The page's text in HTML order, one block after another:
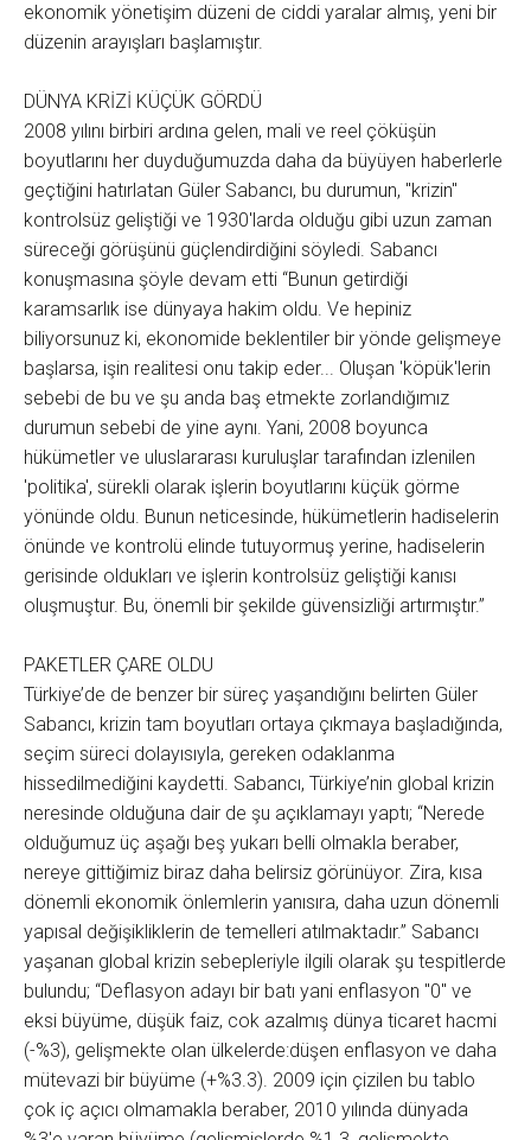
ekonomik yönetişim düzeni de ciddi yaralar almış, yeni bir
düzenin arayışları başlamıştır.
DÜNYA KRİZİ KÜÇÜK GÖRDÜ
2008 yılını birbiri ardına gelen, mali ve reel çöküşün
boyutlarını her duyduğumuzda daha da büyüyen haberlerle
geçtiğini hatırlatan Güler Sabancı, bu durumun, "krizin"
kontrolsüz geliştiği ve 1930'larda olduğu gibi uzun zaman
süreceği görüşünü güçlendirdiğini söyledi. Sabancı
konuşmasına şöyle devam etti “Bunun getirdiği
karamsarlık ise dünyaya hakim oldu. Ve hepiniz
biliyorsunuz ki, ekonomide beklentiler bir yönde gelişmeye
başlarsa, işin realitesi onu takip eder... Oluşan 'köpük'lerin
sebebi de bu ve şu anda baş etmekte zorlandığımız
durumun sebebi de yine aynı. Yani, 2008 boyunca
hükümetler ve uluslararası kuruluşlar tarafından izlenilen
'politika', sürekli olarak işlerin boyutlarını küçük görme
yönünde oldu. Bunun neticesinde, hükümetlerin hadiselerin
önünde ve kontrolü elinde tutuyormuş yerine, hadiselerin
gerisinde oldukları ve işlerin kontrolsüz geliştiği kanısı
oluşmuştur. Bu, önemli bir şekilde güvensizliği artırmıştır.”
PAKETLER ÇARE OLDU
Türkiye’de de benzer bir süreç yaşandığını belirten Güler
Sabancı, krizin tam boyutları ortaya çıkmaya başladığında,
seçim süreci dolayısıyla, gereken odaklanma
hissedilmediğini kaydetti. Sabancı, Türkiye’nin global krizin
neresinde olduğuna dair de şu açıklamayı yaptı; “Nerede
olduğumuz üç aşağı beş yukarı belli olmakla beraber,
nereye gittiğimiz biraz daha belirsiz görünüyor. Zira, kısa
dönemli ekonomik önlemlerin yanısıra, daha uzun dönemli
yapısal değişikliklerin de temelleri atılmaktadır.” Sabancı
yaşanan global krizin sebepleriyle ilgili olarak şu tespitlerde
bulundu; “Deflasyon adayı bir batı yani enflasyon "0" ve
eksi büyüme, düşük faiz, cok azalmış dünya ticaret hacmi
(-%3), gelişmekte olan ülkelerde:düşen enflasyon ve daha
mütevazi bir büyüme (+%3.3). 2009 için çizilen bu tablo
çok iç açıcı olmamakla beraber, 2010 yılında dünyada